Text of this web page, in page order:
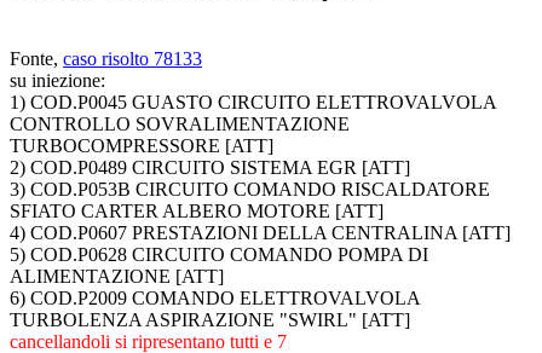
Fonte, caso risolto 78133
su iniezione:
1) COD.P0045 GUASTO CIRCUITO ELETTROVALVOLA
CONTROLLO SOVRALIMENTAZIONE
TURBOCOMPRESSORE [ATT]
2) COD.P0489 CIRCUITO SISTEMA EGR [ATT]
3) COD.P053B CIRCUITO COMANDO RISCALDATORE
SFIATO CARTER ALBERO MOTORE [ATT]
4) COD.P0607 PRESTAZIONI DELLA CENTRALINA [ATT]
5) COD.P0628 CIRCUITO COMANDO POMPA DI
ALIMENTAZIONE [ATT]
6) COD.P2009 COMANDO ELETTROVALVOLA
TURBOLENZA ASPIRAZIONE "SWIRL" [ATT]
cancellandoli si ripresentano tutti e 7